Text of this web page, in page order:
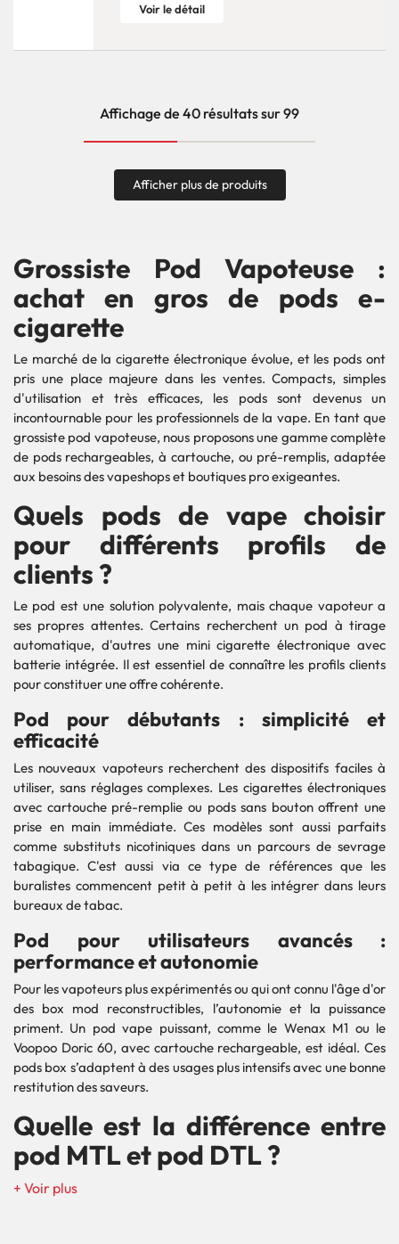
Voir le détail
Affichage de 40 résultats sur 99
Afficher plus de produits
Grossiste Pod Vapoteuse :
achat en gros de pods e-
cigarette
Le marché de la cigarette électronique évolue, et les pods ont
pris une place majeure dans les ventes. Compacts, simples
d'utilisation et très efficaces, les pods sont devenus un
incontournable pour les professionnels de la vape. En tant que
grossiste pod vapoteuse, nous proposons une gamme complète
de pods rechargeables, à cartouche, ou pré-remplis, adaptée
aux besoins des vapeshops et boutiques pro exigeantes.
Quels pods de vape choisir
pour différents profils de
clients ?
Le pod est une solution polyvalente, mais chaque vapoteur a
ses propres attentes. Certains recherchent un pod à tirage
automatique, d'autres une mini cigarette électronique avec
batterie intégrée. Il est essentiel de connaître les profils clients
pour constituer une offre cohérente.
Pod pour débutants : simplicité et
efficacité
Les nouveaux vapoteurs recherchent des dispositifs faciles à
utiliser, sans réglages complexes. Les cigarettes électroniques
avec cartouche pré-remplie ou pods sans bouton offrent une
prise en main immédiate. Ces modèles sont aussi parfaits
comme substituts nicotiniques dans un parcours de sevrage
tabagique. C'est aussi via ce type de références que les
buralistes commencent petit à petit à les intégrer dans leurs
bureaux de tabac.
Pod pour utilisateurs avancés :
performance et autonomie
Pour les vapoteurs plus expérimentés ou qui ont connu l'âge d'or
des box mod reconstructibles, l’autonomie et la puissance
priment. Un pod vape puissant, comme le Wenax M1 ou le
Voopoo Doric 60, avec cartouche rechargeable, est idéal. Ces
pods box s’adaptent à des usages plus intensifs avec une bonne
restitution des saveurs.
Quelle est la différence entre
pod MTL et pod DTL ?